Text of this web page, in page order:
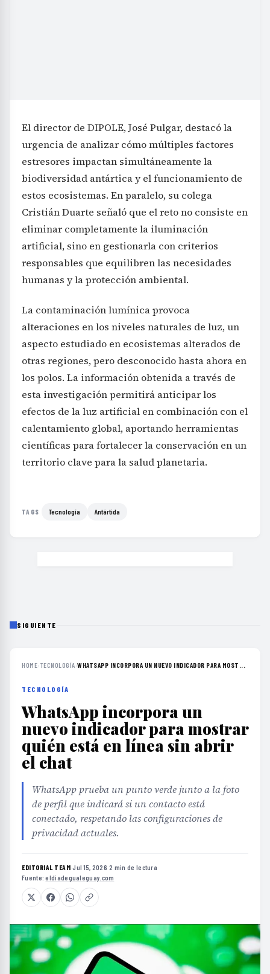
El director de DIPOLE, José Pulgar, destacó la
urgencia de analizar cómo múltiples factores
estresores impactan simultáneamente la
biodiversidad antártica y el funcionamiento de
estos ecosistemas. En paralelo, su colega
Cristián Duarte señaló que el reto no consiste en
eliminar completamente la iluminación
artificial, sino en gestionarla con criterios
responsables que equilibren las necesidades
humanas y la protección ambiental.
La contaminación lumínica provoca
alteraciones en los niveles naturales de luz, un
aspecto estudiado en ecosistemas alterados de
otras regiones, pero desconocido hasta ahora en
los polos. La información obtenida a través de
esta investigación permitirá anticipar los
efectos de la luz artificial en combinación con el
calentamiento global, aportando herramientas
científicas para fortalecer la conservación en un
territorio clave para la salud planetaria.
TAGS Tecnología Antártida
SIGUIENTE
HOME› TECNOLOGÍA›WHATSAPP INCORPORA UN NUEVO INDICADOR PARA MOST...
TECNOLOGÍA
WhatsApp incorpora un
nuevo indicador para mostrar
quién está en línea sin abrir
el chat
WhatsApp prueba un punto verde junto a la foto
de perfil que indicará si un contacto está
conectado, respetando las configuraciones de
privacidad actuales.
EDITORIAL TEAM·Jul 15, 2026·2 min de lectura·
Fuente:eldiadegualeguay.com